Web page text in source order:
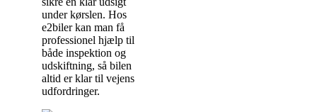
under kørslen. Hos
e2biler kan man få
professionel hjælp til
både inspektion og
udskiftning, så bilen
altid er klar til vejens
udfordringer.